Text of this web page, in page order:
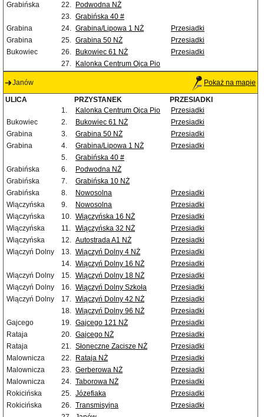
Grabińska
22.
Podwodna NŻ
23. Grabińska 40 #
Grabina
24. Grabina/Lipowa 1 NŻ
Przesiadki
Grabina
25. Grabina 50 NŻ
Przesiadki
Bukowiec
26. Bukowiec 61 NŻ
Przesiadki
27.
Kalonka Centrum Ojca Pio
Janów Pokaż na mapie
ULICA PRZYSTANEK
PRZESIADKI
1.
Kalonka Centrum Ojca Pio
Przesiadki
Bukowiec
2. Bukowiec 61 NŻ
Przesiadki
Grabina
3. Grabina 50 NŻ
Przesiadki
Grabina
4. Grabina/Lipowa 1 NŻ
Przesiadki
5.
Grabińska 40 #
Grabińska
6.
Podwodna NŻ
Grabińska
7.
Grabińska 10 NŻ
Grabińska
8. Nowosolna
Przesiadki
Wiączyńska
9. Nowosolna
Przesiadki
Wiączyńska
10. Wiączyńska 16 NŻ
Przesiadki
Wiączyńska
11. Wiączyńska 32 NŻ
Przesiadki
Wiączyńska
12. Autostrada A1 NŻ
Przesiadki
Wiączyń Dolny
13. Wiączyń Dolny 4 NŻ
Przesiadki
14. Wiączyń Dolny 16 NŻ
Przesiadki
Wiączyń Dolny
15. Wiączyń Dolny 18 NŻ
Przesiadki
Wiączyń Dolny
16. Wiączyń Dolny Szkoła
Przesiadki
Wiączyń Dolny
17. Wiączyń Dolny 42 NŻ
Przesiadki
18. Wiączyń Dolny 96 NŻ
Przesiadki
Gajcego
19. Gajcego 121 NŻ
Przesiadki
Rataja
20. Gajcego NŻ
Przesiadki
Rataja
21. Słoneczne Zacisze NŻ
Przesiadki
Malownicza
22. Rataja NŻ
Przesiadki
Malownicza
23. Gerberowa NŻ
Przesiadki
Malownicza
24. Taborowa NŻ
Przesiadki
Rokicińska
25. Józefiaka
Przesiadki
Rokicińska
26. Transmisyjna
Przesiadki